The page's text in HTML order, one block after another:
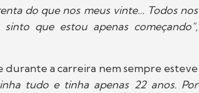
do que nos meus vinte... Todos nos
que estou apenas começando",
a carreira nem sempre esteve
tudo e tinha apenas 22 anos. Por